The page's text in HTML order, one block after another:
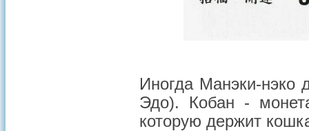
Иногда Манэки-нэко
Эдо). Кобан -
которую держит